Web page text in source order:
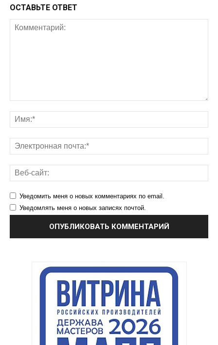
ОСТАВЬТЕ ОТВЕТ
Уведомить меня о новых комментариях по email.
Уведомлять меня о новых записях почтой.